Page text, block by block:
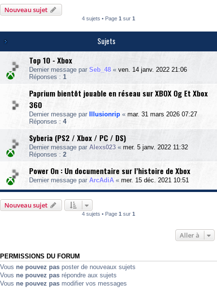
Nouveau sujet
4 sujets • Page 1 sur 1
Sujets
Top 10 - Xbox
Dernier message par Seb_48 « ven. 14 janv. 2022 21:06
Réponses : 1
Paprium bientôt jouable en réseau sur XBOX Og Et Xbox
360
Dernier message par Illusionrip « mar. 31 mars 2026 07:27
Réponses : 4
Syberia (PS2 / Xbox / PC / DS)
Dernier message par Alexs023 « mer. 5 janv. 2022 11:32
Réponses : 2
Power On : Un documentaire sur l’histoire de Xbox
Dernier message par ArcAdiA « mer. 15 déc. 2021 10:51
Nouveau sujet
4 sujets • Page 1 sur 1
Aller à
PERMISSIONS DU FORUM
Vous ne pouvez pas poster de nouveaux sujets
Vous ne pouvez pas répondre aux sujets
Vous ne pouvez pas modifier vos messages